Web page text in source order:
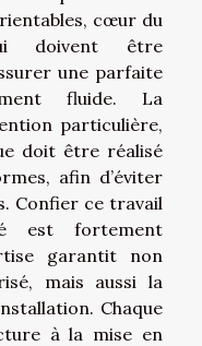
cœur du
doivent être
une parfaite
fluide. La
particulière,
doit être réalisé
afin d’éviter
Confier ce travail
est fortement
garantit non
mais aussi la
Chaque
à la mise en